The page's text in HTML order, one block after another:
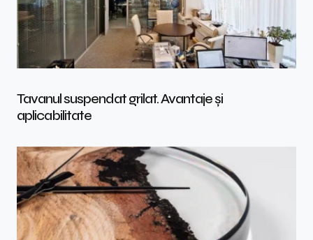
Tavanul suspendat grilat. Avantaje și
aplicabilitate